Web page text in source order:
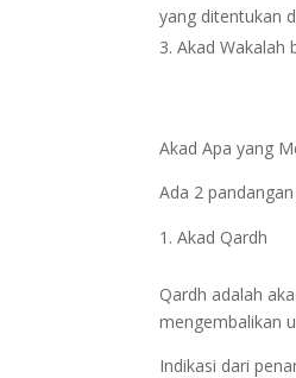
yang ditentukan
Akad Wakalah
Akad Apa yang
Ada 2
Akad Qardh
Qardh adalah
mengembalikan
Indikasi dari